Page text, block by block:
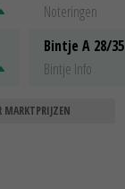
Noteringen
Bintje A 28/35
Bintje Info
MARKTPRIJZEN